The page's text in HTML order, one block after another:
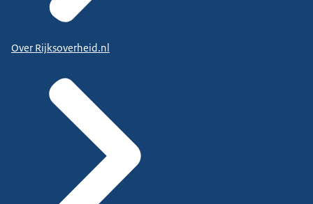
Over Rijksoverheid.nl